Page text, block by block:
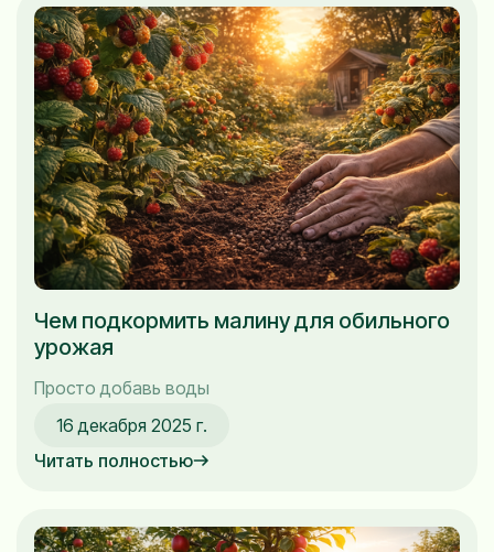
Чем подкормить малину для обильного
урожая
Просто добавь воды
16 декабря 2025 г.
Читать полностью